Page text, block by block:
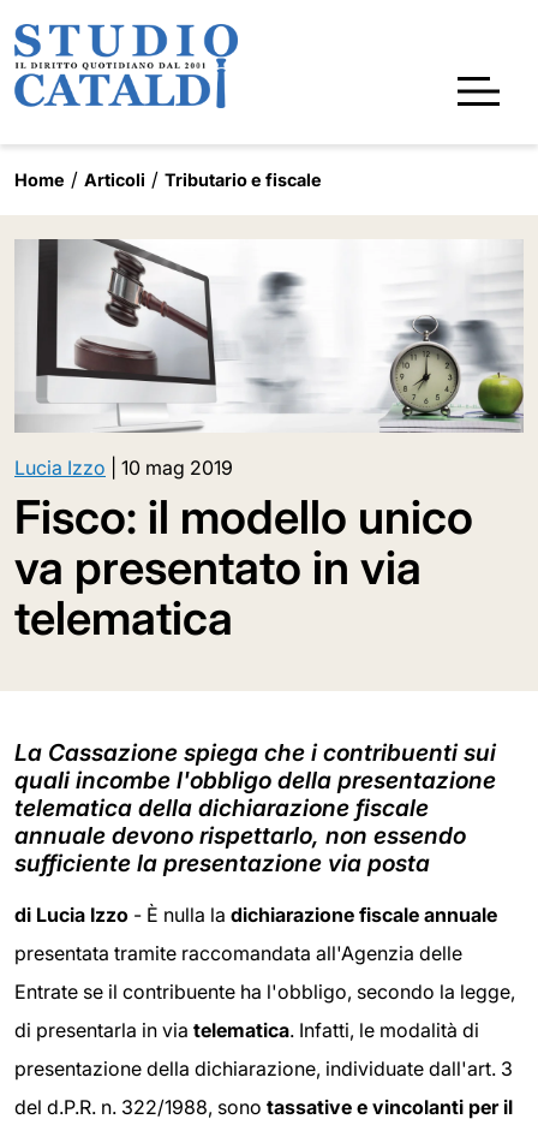
Home Articoli Tributario e fiscale
Lucia Izzo 10 mag 2019
Fisco: il modello unico
va presentato in via
telematica
La Cassazione spiega che i contribuenti sui
quali incombe l'obbligo della presentazione
telematica della dichiarazione fiscale
annuale devono rispettarlo, non essendo
sufficiente la presentazione via posta
di Lucia Izzo - È nulla la dichiarazione fiscale annuale
presentata tramite raccomandata all'Agenzia delle
Entrate se il contribuente ha l'obbligo, secondo la legge,
di presentarla in via telematica. Infatti, le modalità di
presentazione della dichiarazione, individuate dall'art. 3
del d.P.R. n. 322/1988, sono tassative e vincolanti per il